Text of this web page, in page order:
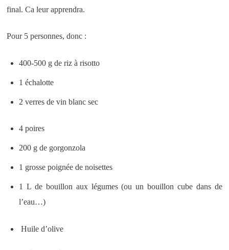
final. Ca leur apprendra.
Pour 5 personnes, donc :
400-500 g de riz à risotto
1 échalotte
2 verres de vin blanc sec
4 poires
200 g de gorgonzola
1 grosse poignée de noisettes
1 L de bouillon aux légumes (ou un bouillon cube dans de
l’eau…)
Huile d’olive